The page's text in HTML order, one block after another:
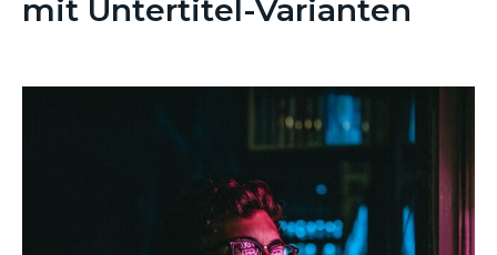
mit Untertitel-Varianten